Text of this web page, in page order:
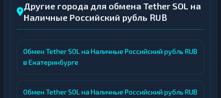
Другие города для обмена Tether SOL на
Наличные Российский рубль RUB
Обмен Tether SOL на Наличные Российский рубль RUB
в Екатеринбурге
Обмен Tether SOL на Наличные Российский рубль RUB